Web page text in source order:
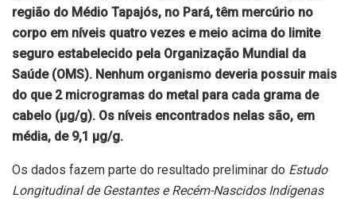
região do Médio Tapajós, no Pará, têm mercúrio no
corpo em níveis quatro vezes e meio acima do limite
seguro estabelecido pela Organização Mundial da
Saúde (OMS). Nenhum organismo deveria possuir mais
do que 2 microgramas do metal para cada grama de
cabelo (µg/g). Os níveis encontrados nelas são, em
média, de 9,1 µg/g.
Os dados fazem parte do resultado preliminar do Estudo
Longitudinal de Gestantes e Recém-Nascidos Indígenas